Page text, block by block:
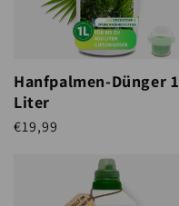
Hanfpalmen-Dünger 1
Liter
Normaler Preis
€19,99